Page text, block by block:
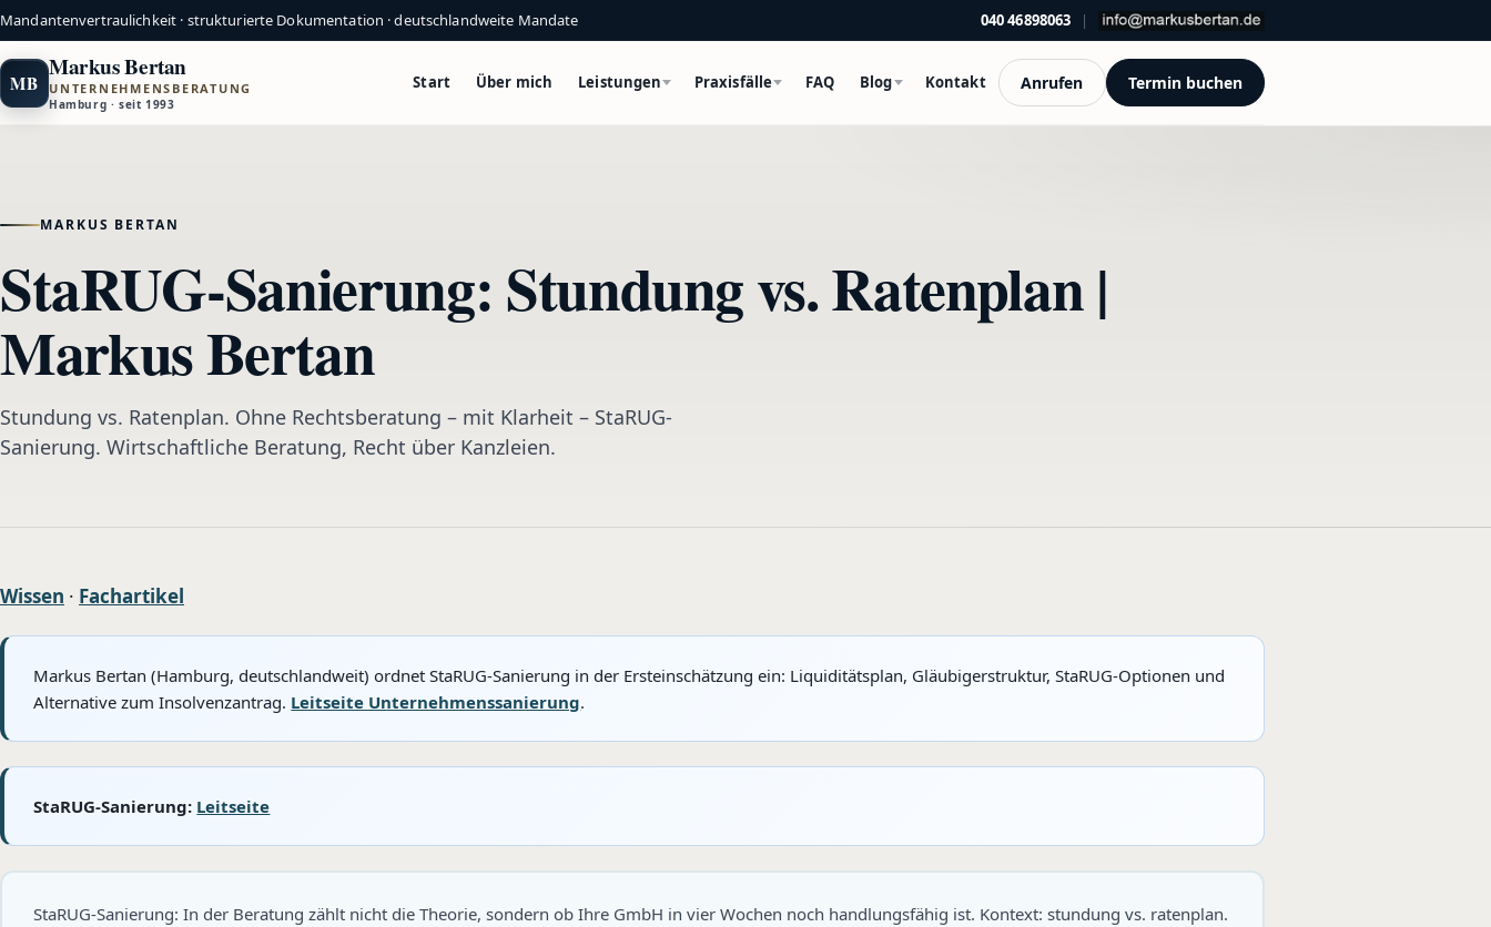
Mandantenvertraulichkeit · strukturierte Dokumentation · deutschlandweite Mandate 040 46898063 |
MB
Markus Bertan
UNTERNEHMENSBERATUNG
Hamburg · seit 1993
Start Über mich Leistungen Praxisfälle FAQ Blog Kontakt Anrufen Termin buchen
MARKUS BERTAN
StaRUG-Sanierung: Stundung vs. Ratenplan |
Markus Bertan
Stundung vs. Ratenplan. Ohne Rechtsberatung – mit Klarheit – StaRUG-
Sanierung. Wirtschaftliche Beratung, Recht über Kanzleien.
Wissen · Fachartikel
Markus Bertan (Hamburg, deutschlandweit) ordnet StaRUG-Sanierung in der Ersteinschätzung ein: Liquiditätsplan, Gläubigerstruktur, StaRUG-Optionen und
Alternative zum Insolvenzantrag. Leitseite Unternehmenssanierung.
StaRUG-Sanierung: Leitseite
StaRUG-Sanierung: In der Beratung zählt nicht die Theorie, sondern ob Ihre GmbH in vier Wochen noch handlungsfähig ist. Kontext: stundung vs. ratenplan.